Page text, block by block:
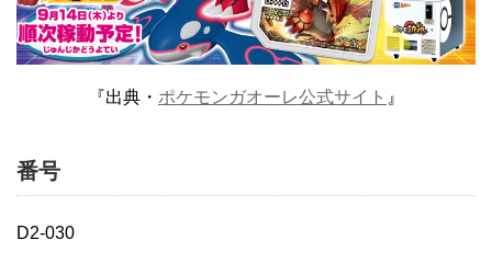
『出典・ ポケモンガオーレ公式サイト 』
番号
D2-030